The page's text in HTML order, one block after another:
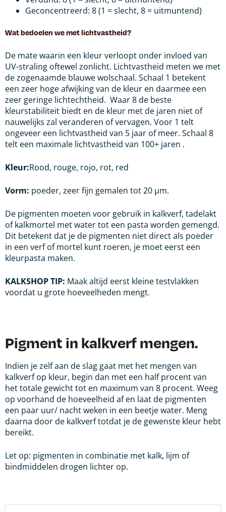
Geconcentreerd: 8 (1 = slecht, 8 = uitmuntend)
Wat bedoelen we met lichtvastheid?
De mate waarin een kleur verloopt onder invloed van
UV-straling oftewel zonlicht. Lichtvastheid meten we met
de zogenaamde blauwe wolschaal. Schaal 1 betekent
een zeer hoge afwijking van de kleur en daarmee een
zeer geringe lichtechtheid. Waar 8 de beste
kleurstabiliteit biedt en de kleur met de jaren niet of
nauwelijks zal veranderen of vervagen. Voor 1 telt
ongeveer een lichtvastheid van 5 jaar of meer. Schaal 8
telt een maximale lichtvastheid van 100+ jaren .
Kleur:Rood, rouge, rojo, rot, red
Vorm: poeder, zeer fijn gemalen tot 20 μm.
De pigmenten moeten voor gebruik in kalkverf, tadelakt
of kalkmortel met water tot een pasta worden gemengd.
Dit betekent dat je de pigmenten niet direct als poeder
in een verf of mortel kunt roeren, je moet eerst een
kleurpasta maken.
KALKSHOP TIP: Maak altijd eerst kleine testvlakken
voordat u grote hoeveelheden mengt.
Pigment in kalkverf mengen.
Indien je zelf aan de slag gaat met het mengen van
kalkverf op kleur, begin dan met een half procent van
het totale gewicht tot en maximum van 8 procent. Weeg
op voorhand de hoeveelheid af en laat de pigmenten
een paar uur/ nacht weken in een beetje water. Meng
daarna door de kalkverf totdat je de gewenste kleur hebt
bereikt.
Let op: pigmenten in combinatie met kalk, lijm of
bindmiddelen drogen lichter op.